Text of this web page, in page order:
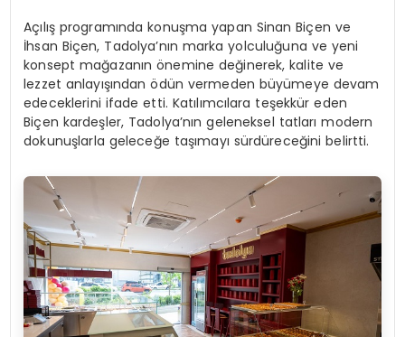
Açılış programında konuşma yapan Sinan Biçen ve
İhsan Biçen, Tadolya’nın marka yolculuğuna ve yeni
konsept mağazanın önemine değinerek, kalite ve
lezzet anlayışından ödün vermeden büyümeye devam
edeceklerini ifade etti. Katılımcılara teşekkür eden
Biçen kardeşler, Tadolya’nın geleneksel tatları modern
dokunuşlarla geleceğe taşımayı sürdüreceğini belirtti.